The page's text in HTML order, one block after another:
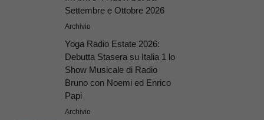
Settembre e Ottobre 2026
Archivio
Yoga Radio Estate 2026:
Debutta Stasera su Italia 1 lo
Show Musicale di Radio
Bruno con Noemi ed Enrico
Papi
Archivio